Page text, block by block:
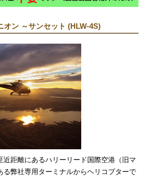
オン ～サンセット (HLW-4S)
近距離にあるハリーリード国際空港（旧マ
る弊社専用ターミナルからヘリコプターで